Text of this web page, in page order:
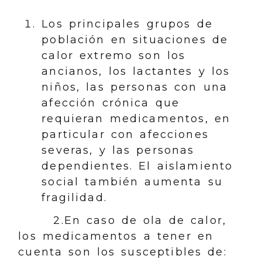
Los principales grupos de
población en situaciones de
calor extremo son los
ancianos, los lactantes y los
niños, las personas con una
afección crónica que
requieran medicamentos, en
particular con afecciones
severas, y las personas
dependientes. El aislamiento
social también aumenta su
fragilidad.
2.En caso de ola de calor,
los medicamentos a tener en
cuenta son los susceptibles de: